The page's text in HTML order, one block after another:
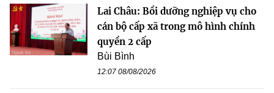
Lai Châu: Bồi dưỡng nghiệp vụ cho
cán bộ cấp xã trong mô hình chính
quyền 2 cấp
Bùi Bình
12:07 08/08/2026